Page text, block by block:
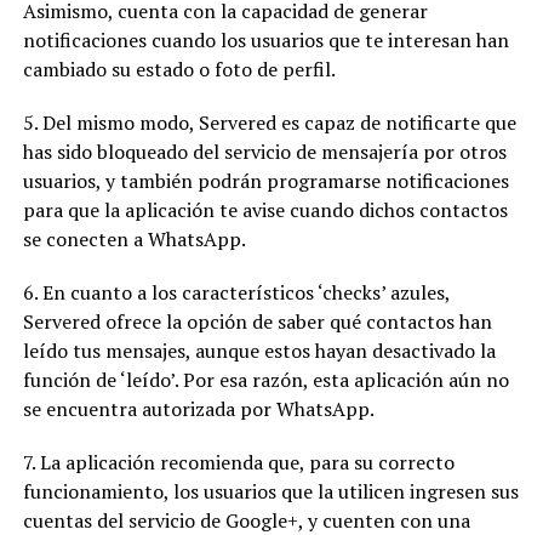
Asimismo, cuenta con la capacidad de generar
notificaciones cuando los usuarios que te interesan han
cambiado su estado o foto de perfil.
5. Del mismo modo, Servered es capaz de notificarte que
has sido bloqueado del servicio de mensajería por otros
usuarios, y también podrán programarse notificaciones
para que la aplicación te avise cuando dichos contactos
se conecten a WhatsApp.
6. En cuanto a los característicos ‘checks’ azules,
Servered ofrece la opción de saber qué contactos han
leído tus mensajes, aunque estos hayan desactivado la
función de ‘leído’. Por esa razón, esta aplicación aún no
se encuentra autorizada por WhatsApp.
7. La aplicación recomienda que, para su correcto
funcionamiento, los usuarios que la utilicen ingresen sus
cuentas del servicio de Google+, y cuenten con una